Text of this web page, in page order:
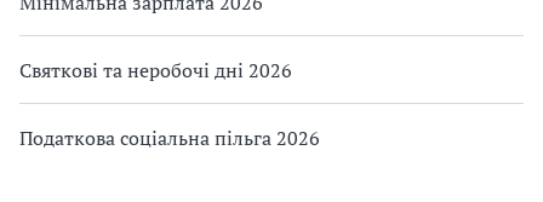
Святкові та неробочі дні 2026
Податкова соціальна пільга 2026